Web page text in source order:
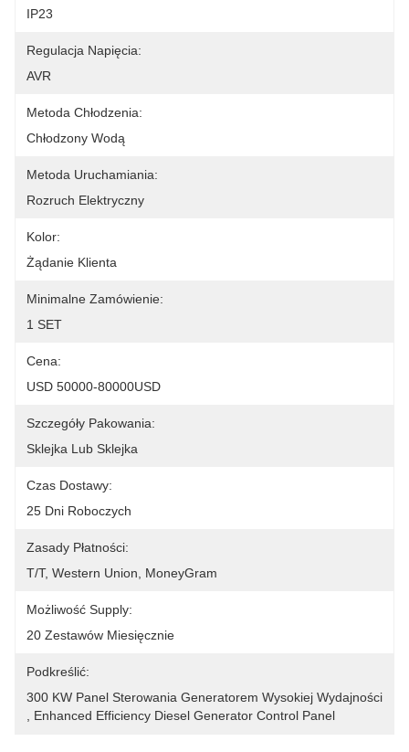
IP23
Regulacja Napięcia:
AVR
Metoda Chłodzenia:
Chłodzony Wodą
Metoda Uruchamiania:
Rozruch Elektryczny
Kolor:
Żądanie Klienta
Minimalne Zamówienie:
1 SET
Cena:
USD 50000-80000USD
Szczegóły Pakowania:
Sklejka Lub Sklejka
Czas Dostawy:
25 Dni Roboczych
Zasady Płatności:
T/T, Western Union, MoneyGram
Możliwość Supply:
20 Zestawów Miesięcznie
Podkreślić:
300 KW Panel Sterowania Generatorem Wysokiej Wydajności
Enhanced Efficiency Diesel Generator Control Panel